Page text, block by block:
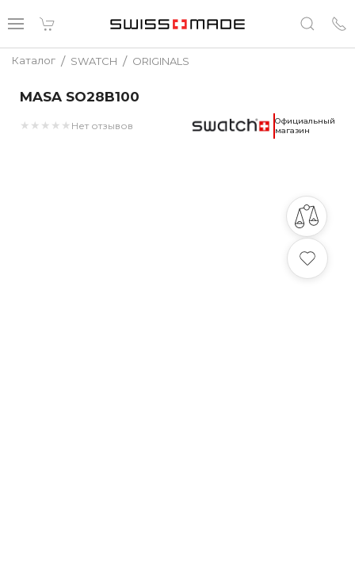
Каталог / SWATCH / ORIGINALS
MASA SO28B100
★ ★ ★ ★ ★ Нет отзывов
Официальный
магазин